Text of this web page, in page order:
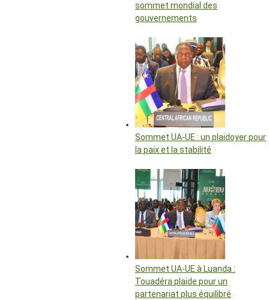
sommet mondial des
gouvernements
Sommet UA-UE : un plaidoyer pour
la paix et la stabilité
Sommet UA-UE à Luanda :
Touadéra plaide pour un
partenariat plus équilibré